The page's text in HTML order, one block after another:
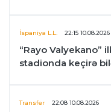
İspaniya L.L. 22:15 10.08.2026
“Rayo Valyekano”
stadionda keçirə
Transfer 22:08 10.08.2026